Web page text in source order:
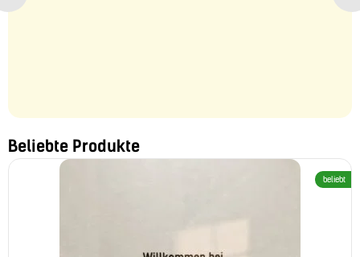
Beliebte Produkte
beliebt